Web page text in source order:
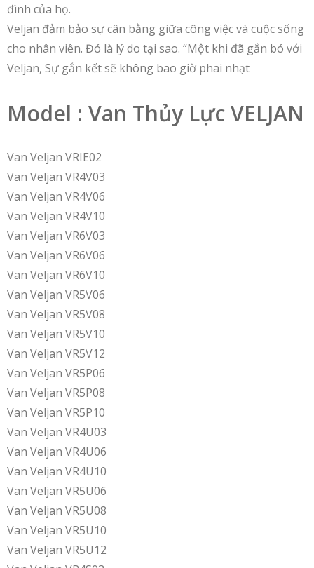
đình của họ.
Veljan đảm bảo sự cân bằng giữa công việc và cuộc sống
cho nhân viên. Đó là lý do tại sao. “Một khi đã gắn bó với
Veljan, Sự gắn kết sẽ không bao giờ phai nhạt
Model : Van Thủy Lực VELJAN
Van Veljan VRIE02
Van Veljan VR4V03
Van Veljan VR4V06
Van Veljan VR4V10
Van Veljan VR6V03
Van Veljan VR6V06
Van Veljan VR6V10
Van Veljan VR5V06
Van Veljan VR5V08
Van Veljan VR5V10
Van Veljan VR5V12
Van Veljan VR5P06
Van Veljan VR5P08
Van Veljan VR5P10
Van Veljan VR4U03
Van Veljan VR4U06
Van Veljan VR4U10
Van Veljan VR5U06
Van Veljan VR5U08
Van Veljan VR5U10
Van Veljan VR5U12